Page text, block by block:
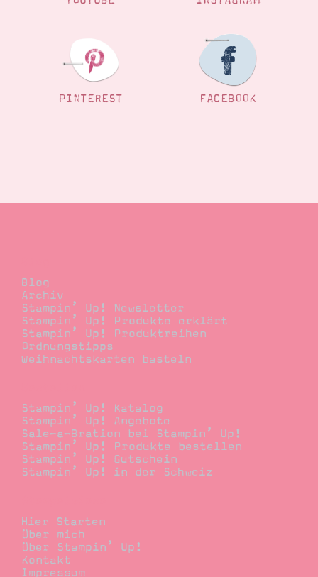
PINTEREST FACEBOOK
Blog
Archiv
Stampin’ Up! Newsletter
Stampin’ Up! Produkte erklärt
Stampin’ Up! Produktreihen
Ordnungstipps
Weihnachtskarten basteln
Stampin’ Up! Katalog
Stampin’ Up! Angebote
Sale-a-Bration bei Stampin’ Up!
Stampin’ Up! Produkte bestellen
Stampin’ Up! Gutschein
Stampin’ Up! in der Schweiz
Hier Starten
Über mich
Über Stampin’ Up!
Kontakt
Impressum